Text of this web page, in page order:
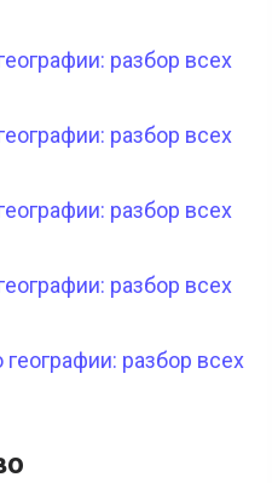
разбор всех
разбор всех
разбор всех
разбор всех
разбор всех